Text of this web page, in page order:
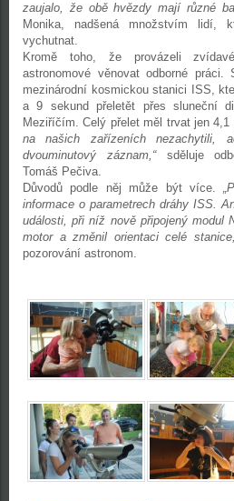
zaujalo, že obě hvězdy mají různé
Monika, nadšená množstvím lidí,
vychutnat.
Kromě toho, že provázeli
astronomové věnovat odborné práci.
mezinárodní kosmickou stanici ISS,
a 9 sekund přeletět přes sluneční
Meziříčím. Celý přelet měl trvat jen
na našich zařízeních nezachytili,
dvouminutový záznam,“sděluje
Tomáš Pečiva.
Důvodů podle něj může být více.
informace o parametrech dráhy ISS.
události, při níž nově připojený modul
motor a změnil orientaci celé
pozorování astronom.